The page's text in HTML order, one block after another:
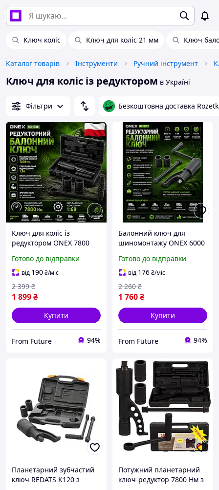
Ключ коліс Ключ для коліс 21 мм Ключ
Каталог товарів Інструменти Ручний інструмент
Ключ для коліс із редуктором в Україні
Фільтри Безкоштовна доставка
Ключ для коліс із
редуктором ONEX 7800
Готово до відправки
від 190₴/міс
1 899₴
2 399 ₴
Купити
From Future 94%
Балонний ключ для
шиномонтажу ONEX 6000
редуктором
Готово до відправки
від 176₴/міс
1 760₴
2 260 ₴
Купити
From Future 94%
Планетарний зубчастий
ключ REDATS K120 з
Потужний планетарний
ключ-редуктор 7800 Нм з